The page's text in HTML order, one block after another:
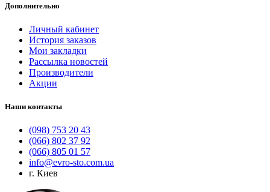
Дополнительно
Личный кабинет
История заказов
Мои закладки
Рассылка новостей
Производители
Акции
Наши контакты
(098) 753 20 43
(066) 802 37 92
(066) 805 01 57
info@evro-sto.com.ua
г. Киев